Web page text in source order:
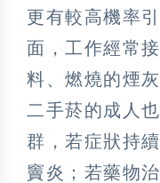
更有較高機率
面，工作經常
料、燃燒的煙
二手菸的成人
群，若症狀持
竇炎；若藥物